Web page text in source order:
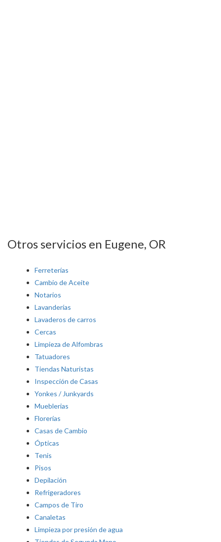
Otros servicios en Eugene, OR
Ferreterías
Cambio de Aceite
Notarios
Lavanderías
Lavaderos de carros
Cercas
Limpieza de Alfombras
Tatuadores
Tiendas Naturistas
Inspección de Casas
Yonkes / Junkyards
Mueblerias
Florerías
Casas de Cambio
Ópticas
Tenis
Pisos
Depilación
Refrigeradores
Campos de Tiro
Canaletas
Limpieza por presión de agua